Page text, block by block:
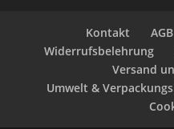
Kontakt AGB
Widerrufsbelehrung
Versand
Umwelt &